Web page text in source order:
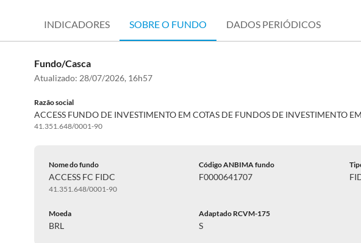
INDICADORES SOBRE O FUNDO DADOS PERIÓDICOS
Fundo/Casca
Atualizado: 28/07/2026, 16h57
Razão social
ACCESS FUNDO DE INVESTIMENTO EM COTAS DE FUNDOS DE INVESTIMENTO
41.351.648/0001-90
Nome do fundo
ACCESS FC FIDC
41.351.648/0001-90
Código ANBIMA fundo
F0000641707
Moeda
BRL
Adaptado RCVM-175
S